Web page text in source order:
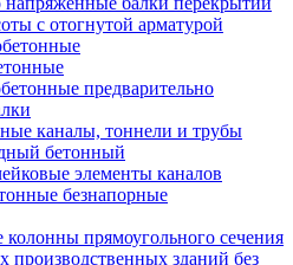
с отогнутой арматурой
предварительно
каналы, тоннели и трубы
бетонный
элементы каналов
безнапорные
прямоугольного сечения
производственных зданий без